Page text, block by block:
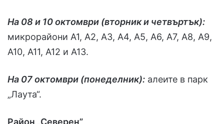
На 08 и 10 октомври (вторник и четвъртък):
микрорайони А1, А2, А3, А4, А5, А6, А7, А8, А9,
А10, А11, А12 и А13.
На 07 октомври (понеделник): алеите в парк
„Лаута“.
Район „Северен”